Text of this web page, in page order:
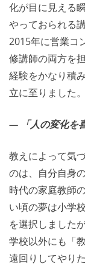
化が目に見える
やっておられる
2015年に営業コ
修講師の両方を
経験をかなり積
立に至りました。
― 「人の変化を
教えによって気
のは、自分自身
時代の家庭教師
い頃の夢は小学
を選択しました
学校以外にも「
遠回りしてやり